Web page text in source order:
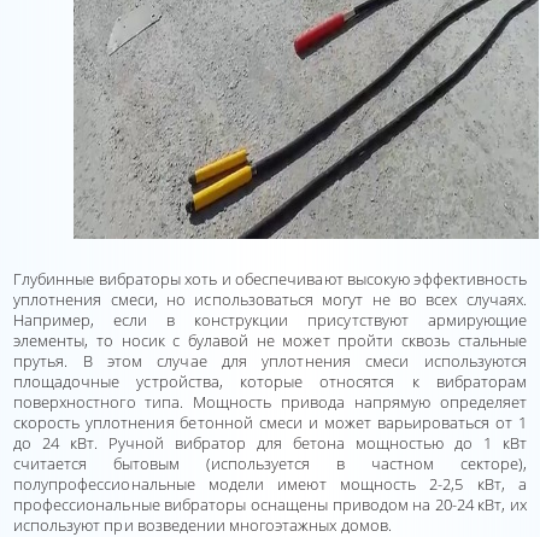
Глубинные вибраторы хоть и обеспечивают высокую эффективность
уплотнения смеси, но использоваться могут не во всех случаях.
Например, если в конструкции присутствуют армирующие
элементы, то носик с булавой не может пройти сквозь стальные
прутья. В этом случае для уплотнения смеси используются
площадочные устройства, которые относятся к вибраторам
поверхностного типа. Мощность привода напрямую определяет
скорость уплотнения бетонной смеси и может варьироваться от 1
до 24 кВт. Ручной вибратор для бетона мощностью до 1 кВт
считается бытовым (используется в частном секторе),
полупрофессиональные модели имеют мощность 2-2,5 кВт, а
профессиональные вибраторы оснащены приводом на 20-24 кВт, их
используют при возведении многоэтажных домов.